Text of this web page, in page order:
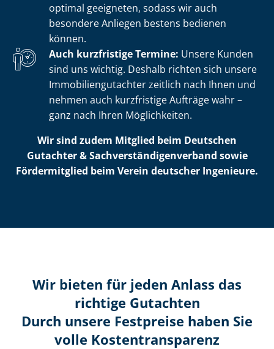
optimal geeigneten, sodass wir auch
besondere Anliegen bestens bedienen
können.
Auch kurzfristige Termine: Unsere Kunden
sind uns wichtig. Deshalb richten sich unsere
Im­mo­bi­li­en­gut­ach­ter zeitlich nach Ihnen und
nehmen auch kurzfristige Aufträge wahr –
ganz nach Ihren Möglichkeiten.
Wir sind zudem Mitglied beim Deutschen
Gutachter & Sach­ver­stän­di­gen­ver­band sowie
Fördermitglied beim Verein deutscher Ingenieure.
Wir bieten für jeden Anlass das
richtige Gutachten
Durch unsere Festpreise haben Sie
volle Kosten­transparenz